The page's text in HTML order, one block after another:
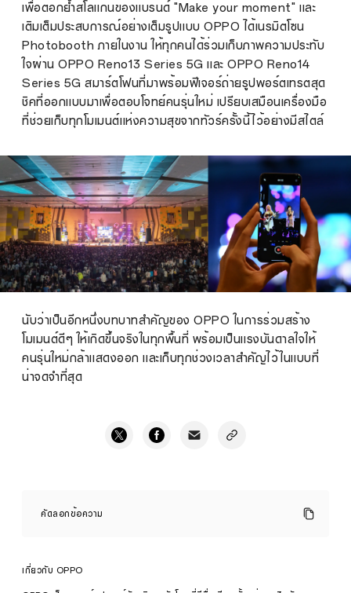
เพื่อตอกย้ำสโลแกนของแบรนด์ "Make your moment" และ
เติมเต็มประสบการณ์อย่างเต็มรูปแบบ OPPO ได้เนรมิตโซน
Photobooth ภายในงาน ให้ทุกคนได้ร่วมเก็บภาพความประทับ
ใจผ่าน OPPO Reno13 Series 5G และ OPPO Reno14
Series 5G สมาร์ตโฟนที่มาพร้อมฟีเจอร์ถ่ายรูปพอร์ตเทรตสุด
ชิคที่ออกแบบมาเพื่อตอบโจทย์คนรุ่นใหม่ เปรียบเสมือนเครื่องมือ
ที่ช่วยเก็บทุกโมเมนต์แห่งความสุขจากทัวร์ครั้งนี้ไว้อย่างมีสไตล์
นับว่าเป็นอีกหนึ่งบทบาทสำคัญของ OPPO ในการร่วมสร้าง
โมเมนต์ดีๆ ให้เกิดขึ้นจริงในทุกพื้นที่ พร้อมเป็นแรงบันดาลใจให้
คนรุ่นใหม่กล้าแสดงออก และเก็บทุกช่วงเวลาสำคัญไว้ในแบบที่
น่าจดจำที่สุด
คัดลอกข้อความ
เกี่ยวกับ OPPO